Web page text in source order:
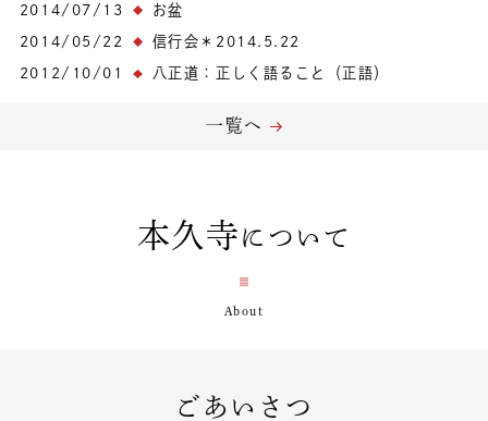
2014/07/13 お盆
2014/05/22 信行会＊2014.5.22
2012/10/01 八正道：正しく語ること（正語）
一覧へ
本久寺 について
ごあいさつ